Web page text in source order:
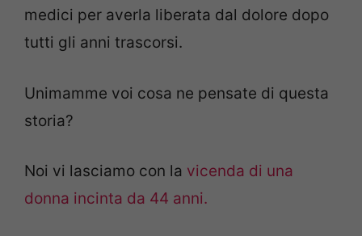
medici per averla liberata dal dolore dopo
tutti gli anni trascorsi.
Unimamme voi cosa ne pensate di questa
storia?
Noi vi lasciamo con la vicenda di una
donna incinta da 44 anni.